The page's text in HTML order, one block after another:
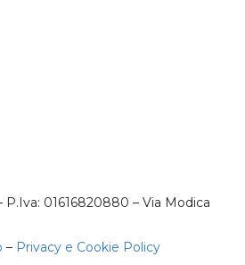
01616820880 – Via Modica
– Privacy e Cookie Policy